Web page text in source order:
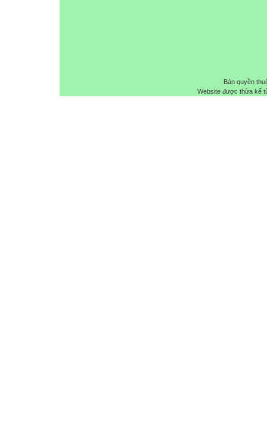
Bản quyền
Website được thừa kế